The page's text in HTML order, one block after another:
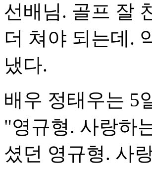
선배님. 골프 잘
더 쳐야 되는데.
냈다.
배우 정태우는 5
"영규형. 사랑하
셨던 영규형. 사